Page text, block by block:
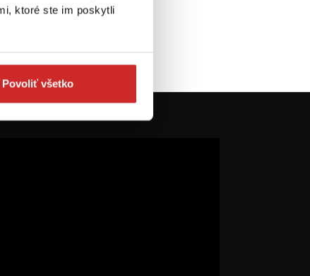
ktoré ste im poskytli
Povoliť všetko